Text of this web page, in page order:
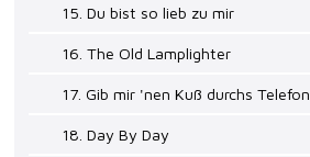
15. Du bist so lieb zu mir
16. The Old Lamplighter
17. Gib mir 'nen Kuß durchs Telefon
18. Day By Day